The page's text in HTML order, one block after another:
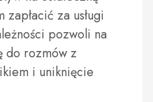
za usługi
pozwoli na
do rozmów z
i uniknięcie